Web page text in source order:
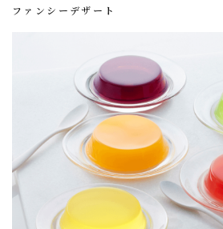
ファンシーデザート